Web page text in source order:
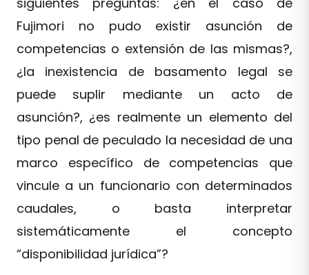
Fujimori no pudo existir asunción de
competencias o extensión de las mismas?,
¿la inexistencia de basamento legal se
puede suplir mediante un acto de
asunción?, ¿es realmente un elemento del
tipo penal de peculado la necesidad de una
marco específico de competencias que
vincule a un funcionario con determinados
caudales, o basta interpretar
sistemáticamente el concepto
“disponibilidad jurídica”?